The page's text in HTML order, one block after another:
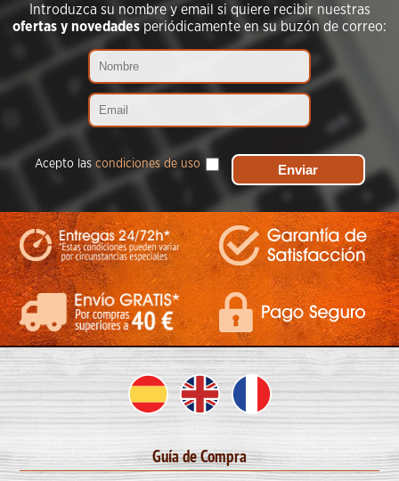
Introduzca su nombre y email si quiere recibir nuestras
ofertas y novedadesperiódicamente en su buzón de correo:
Acepto las condiciones de uso
Guía de Compra